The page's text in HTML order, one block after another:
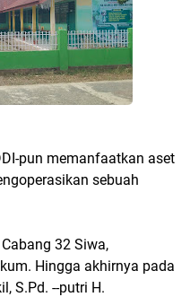
pun memanfaatkan aset
sebuah
32 Siwa,
Hingga akhirnya pada
S.Pd. --putri H.